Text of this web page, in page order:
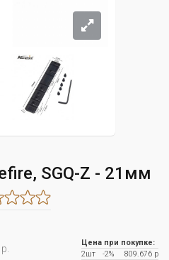
SGQ-Z - 21мм
Цена при покупке:
2шт
-2%
809.676 р